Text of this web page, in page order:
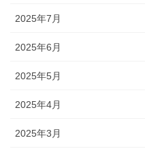
2025年7月
2025年6月
2025年5月
2025年4月
2025年3月